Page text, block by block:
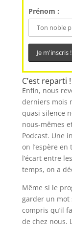
Prénom :
C’est reparti !
Enfin, nous
derniers mois
quasi silence
nous-mêmes
Podcast. Une
on l’espère
l’écart entre
temps, on a
Même si le
garder un mot
compris qu’il
de chez nous.